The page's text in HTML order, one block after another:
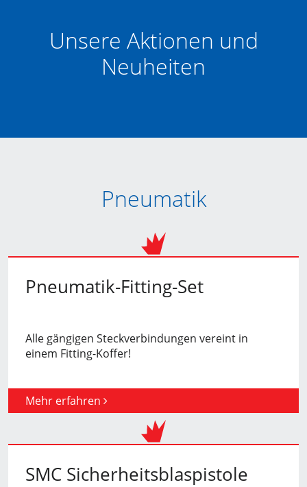
Unsere Aktionen und
Neuheiten
Pneumatik
Pneumatik-Fitting-Set
Alle gängigen Steckverbindungen vereint in
einem Fitting-Koffer!
Mehr erfahren
SMC Sicherheitsblaspistole